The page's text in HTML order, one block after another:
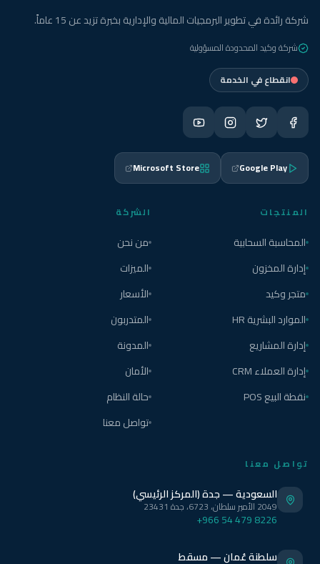
شركة رائدة في تطوير البرمجيات المالية والإدارية بخبرة تزيد عن 15 عاماً.
شركة وكيد المحدودة المسؤولية
انقطاع في الخدمة
Google Play
Microsoft Store
المنتجات
المحاسبة السحابية
إدارة المخزون
متجر وكيد
الموارد البشرية HR
إدارة المشاريع
إدارة العملاء CRM
نقطة البيع POS
الشركة
من نحن
الميزات
الأسعار
المتدربون
المدونة
الأمان
حالة النظام
تواصل معنا
تواصل معنا
السعودية — جدة (المركز الرئيسي)
2049 الأمير سلطان، 6723، جدة 23431
+966 54 479 8226
سلطنة عُمان — مسقط